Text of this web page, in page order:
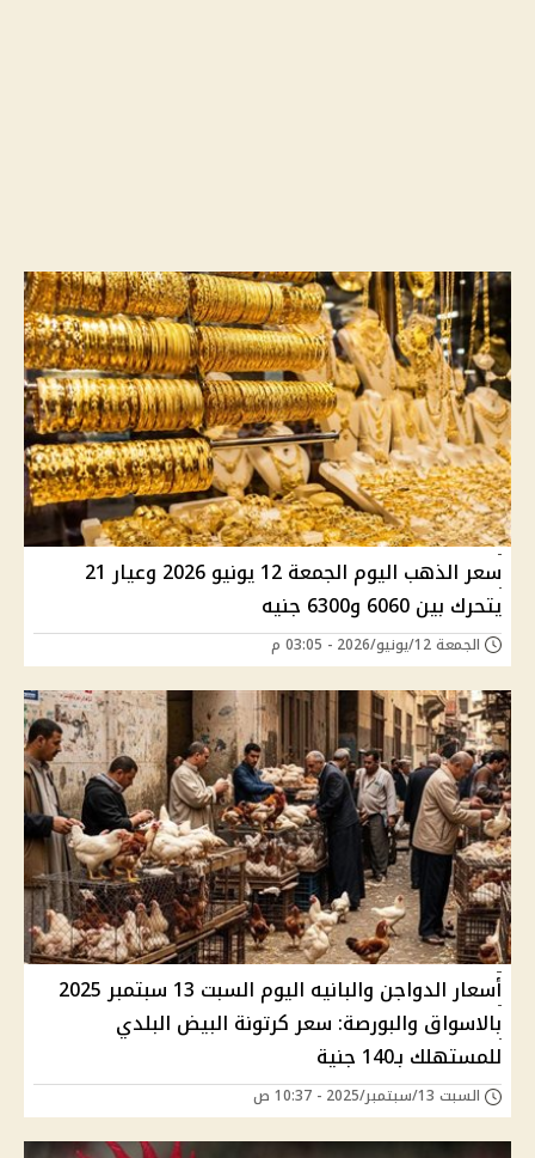
سعر الذهب اليوم الجمعة 12 يونيو 2026 وعيار 21
يتحرك بين 6060 و6300 جنيه
الجمعة 12/يونيو/2026 - 03:05 م
أسعار الدواجن والبانيه اليوم السبت 13 سبتمبر 2025
بالاسواق والبورصة: سعر كرتونة البيض البلدي
للمستهلك بـ140 جنية
السبت 13/سبتمبر/2025 - 10:37 ص